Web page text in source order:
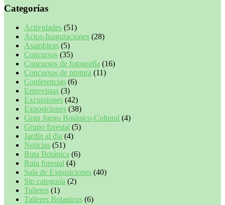
Categorías
Actividades (51)
Actos-Inaguraciones (28)
Asambleas (5)
Concursos (35)
Concursos de fotografía (16)
Concursos de pintura (11)
Conferencias (6)
Entrevistas (3)
Excursiones (42)
Exposiciones (38)
Gran Juego Botánico-Cultural (4)
Grupo forestal (5)
Jardín al dia (4)
Noticias (51)
Ruta Botánica (6)
Ruta forestal (4)
Sala de Exposiciones (40)
Sin categoría (2)
Talleres (1)
Talleres Botanicos (6)